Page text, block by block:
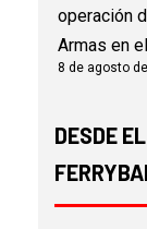
operación
Armas en
8 de agosto
DESDE